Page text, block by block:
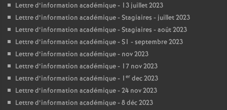
Lettre d’information académique - 13 juillet 2023
Lettre d’information académique - Stagiaires - juillet 2023
Lettre d’information académique - Stagiaires - août 2023
Lettre d’information académique - S1 - septembre 2023
Lettre d’information académique - nov 2023
Lettre d’information académique - 17 nov 2023
Lettre d’information académique - 1 er dec 2023
Lettre d’information académique - 24 nov 2023
Lettre d’information académique - 8 déc 2023